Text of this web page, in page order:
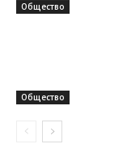
Общество
Общество